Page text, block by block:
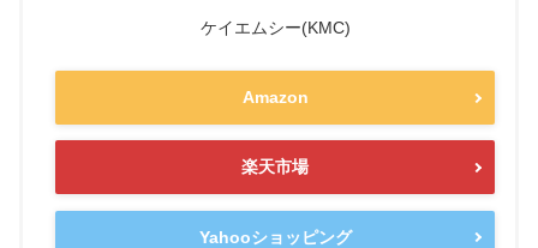
ケイエムシー(KMC)
Amazon
楽天市場
Yahooショッピング